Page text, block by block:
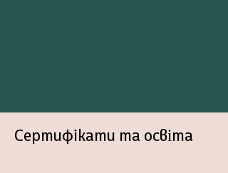
Сертифiкати та освіта